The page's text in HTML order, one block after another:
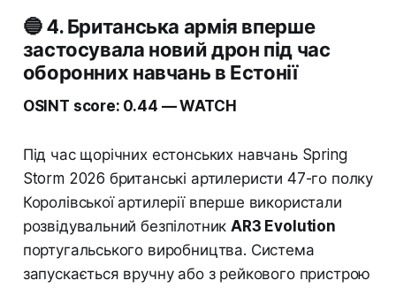
🔵 4. Британська армія вперше
застосувала новий дрон під час
оборонних навчань в Естонії
OSINT score: 0.44 — WATCH
Під час щорічних естонських навчань Spring
Storm 2026 британські артилеристи 47-го полку
Королівської артилерії вперше використали
розвідувальний безпілотникAR3 Evolution
португальського виробництва. Система
запускається вручну або з рейкового пристрою